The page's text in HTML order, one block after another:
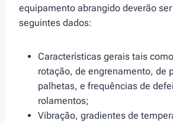
equipamento abrangido deverão
seguintes dados:
Características gerais tais
rotação, de engrenamento, de
palhetas, e frequências de
rolamentos;
Vibração, gradientes de